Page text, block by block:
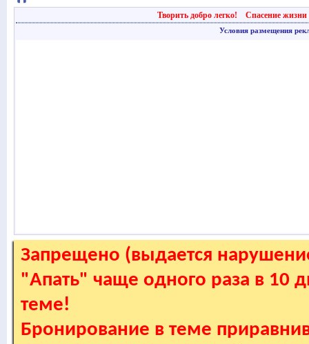
Творить добро легко! Спасение жизни
Условия размещения
Запрещено (выдается
"Апать" чаще одного раза в 10
теме!
Бронирование в теме